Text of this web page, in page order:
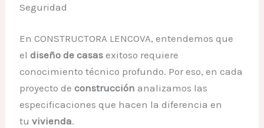
Seguridad
En CONSTRUCTORA LENCOVA, entendemos que
eldiseño de casas exitoso requiere
conocimiento técnico profundo. Por eso, en cada
proyecto deconstrucción analizamos las
especificaciones que hacen la diferencia en
tuvivienda.